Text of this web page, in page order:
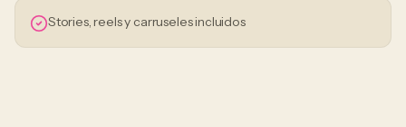
Stories, reels y carruseles incluidos